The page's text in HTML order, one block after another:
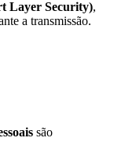
Layer Security),
a transmissão.
são